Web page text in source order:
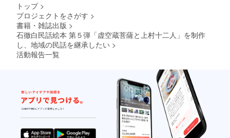
よって
が異な
りま
す） 時
期など
は相談
に応じ
て企画
いたし
ます。
トップ >
プロジェクトをさがす >
書籍・雑誌出版 >
石徹白民話絵本 第５弾「虚空蔵菩薩と上村十二人」を制作
し、地域の民話を継承したい >
活動報告一覧